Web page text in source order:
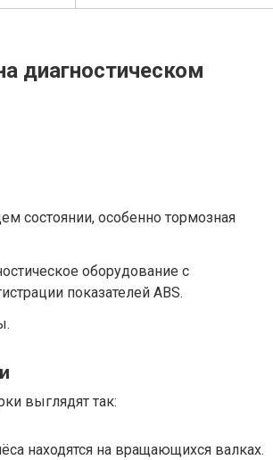
диагностическом
состоянии, особенно тормозная
оборудование с
показателей ABS.
выглядят так:
находятся на вращающихся валках.